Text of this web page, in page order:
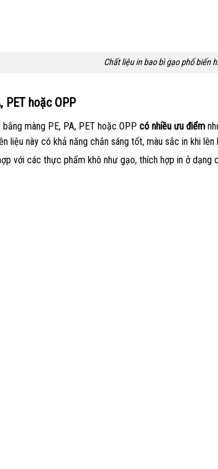
Chất liệu in bao bì gạo phổ biến
PET hoặc OPP
màng PE, PA, PET hoặc OPP có nhiều ưu điểm
liệu này có khả năng chắn sáng tốt, màu sắc in khi
với các thực phẩm khô như gạo, thích hợp in ở dạng